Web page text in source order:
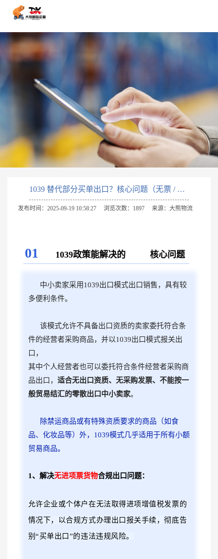
1039 替代部分买单出口？核心问题（无票 / 收汇）全拆解
发布时间：2025-09-19 10:58:27 浏览次数：1897 来源：大熊物流
01 1039政策能解决的 核心问题
中小卖家采用1039出口模式出口销售，具有较
多便利条件。
该模式允许不具备出口资质的卖家委托符合条
件的经营者采购商品，并以1039出口模式报关出
口，
其中个人经营者也可以委托符合条件经营者采购商
品出口， 适合无出口资质、无采购发票、不能按一
般贸易结汇的零散出口中小卖家。
除禁运商品或有特殊资质要求的商品（如食
品、化妆品等）外，1039模式几乎适用于所有小额
贸易商品。
1、解决无进项票货物合规出口问题：
允许企业或个体户在无法取得进项增值税发票的
情况下，以合规方式办理出口报关手续，彻底告
别“买单出口 ”的违法违规风险。